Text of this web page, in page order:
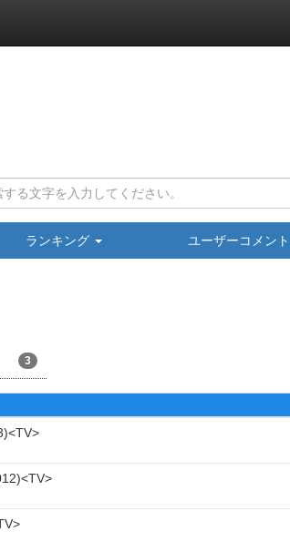
ランキング ユーザーコメント
3
TV
TV